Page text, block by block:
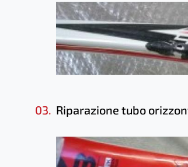
03. Riparazione tubo